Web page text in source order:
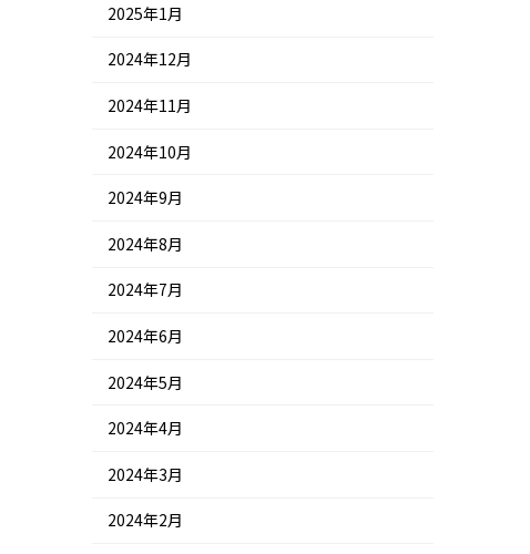
2025年1月
2024年12月
2024年11月
2024年10月
2024年9月
2024年8月
2024年7月
2024年6月
2024年5月
2024年4月
2024年3月
2024年2月